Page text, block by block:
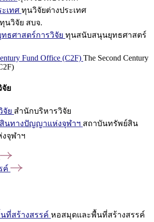
เทศ ทุนวิจัยต่างประเทศ
ทุนวิจัย สบจ.
ธศาสตร์การวิจัย ทุนสนับสนุนยุทธศาสตร์
Fund Office (C2F) The Second Century
จัย
จัย สำนักบริหารวิจัย
นทางปัญญาแห่งจุฬาฯ สถาบันทรัพย์สิน
จุฬาฯ
ค์
ที่สร้างสรรค์ หอสมุดและพื้นที่สร้างสรรค์